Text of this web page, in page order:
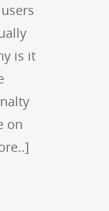
is it
on